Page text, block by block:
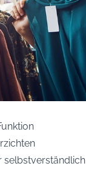
selbstverständlich